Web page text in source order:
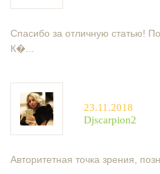
Спасибо за отличную статью!
К�...
23.11.2018
djscarpion2
Авторитетная точка зрения,